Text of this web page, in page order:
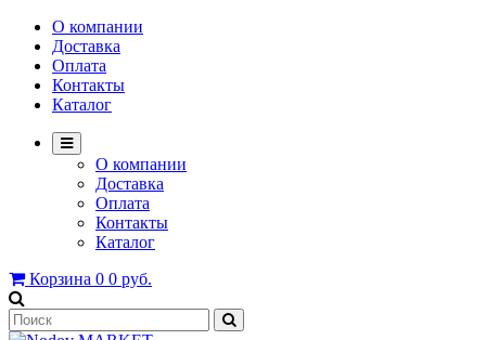
О компании
Доставка
Оплата
Контакты
Каталог
О компании
Доставка
Оплата
Контакты
Каталог
Корзина 0 0 руб.